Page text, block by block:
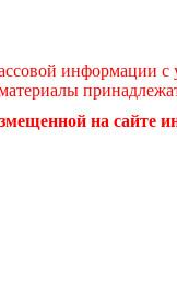
информации с
на сайте